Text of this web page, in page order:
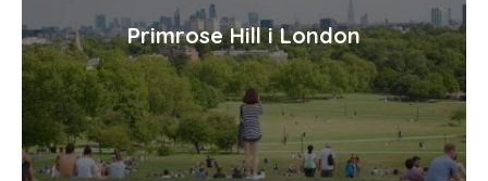
Primrose Hill i London